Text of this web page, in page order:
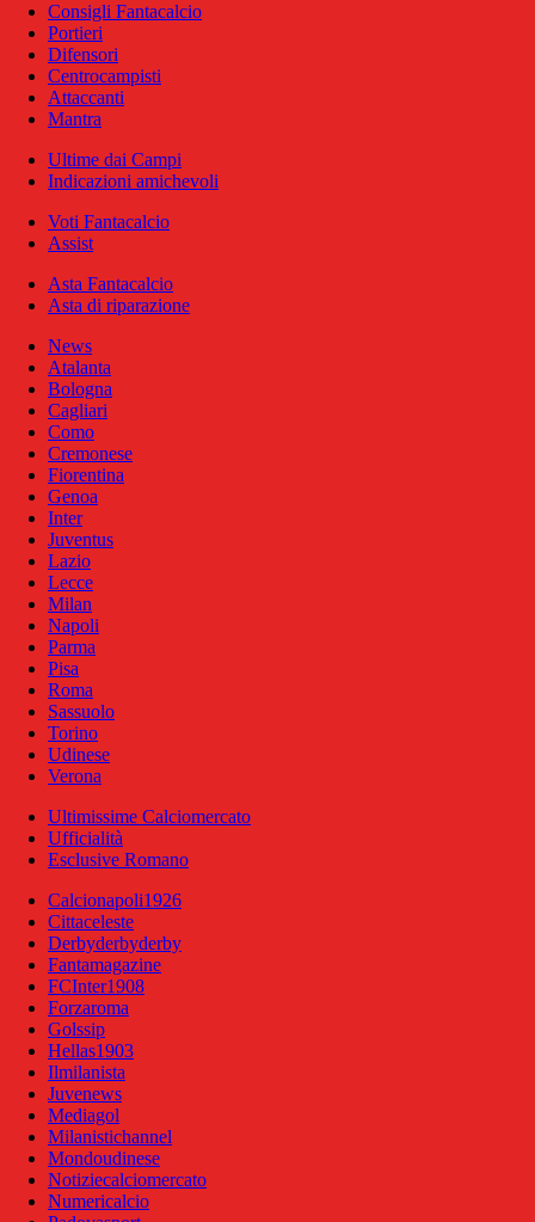
Consigli Fantacalcio
Portieri
Difensori
Centrocampisti
Attaccanti
Mantra
Ultime dai Campi
Indicazioni amichevoli
Voti Fantacalcio
Assist
Asta Fantacalcio
Asta di riparazione
News
Atalanta
Bologna
Cagliari
Como
Cremonese
Fiorentina
Genoa
Inter
Juventus
Lazio
Lecce
Milan
Napoli
Parma
Pisa
Roma
Sassuolo
Torino
Udinese
Verona
Ultimissime Calciomercato
Ufficialità
Esclusive Romano
Calcionapoli1926
Cittaceleste
Derbyderbyderby
Fantamagazine
FCInter1908
Forzaroma
Golssip
Hellas1903
Ilmilanista
Juvenews
Mediagol
Milanistichannel
Mondoudinese
Notiziecalciomercato
Numericalcio